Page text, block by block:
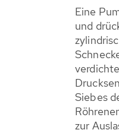
Eine
und
Siebes
zur